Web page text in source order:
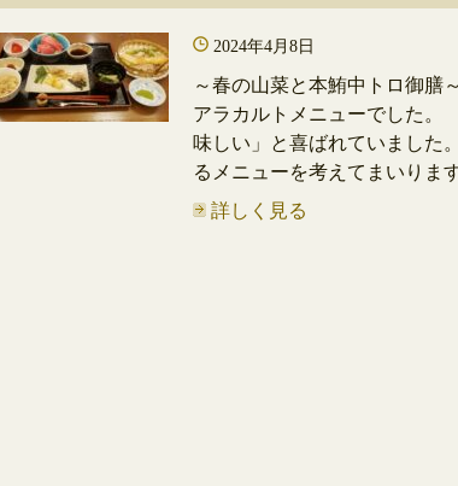
2024年4月8日
～春の山菜と本鮪中トロ御膳
アラカルトメニューでした。
味しい」と喜ばれていました
るメニューを考えてまいりま
詳しく見る